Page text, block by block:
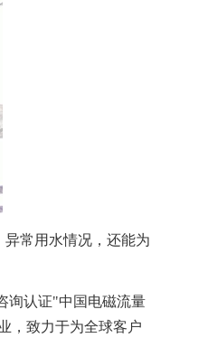
常用水情况，还能为
询认证"中国电磁流量
，致力于为全球客户